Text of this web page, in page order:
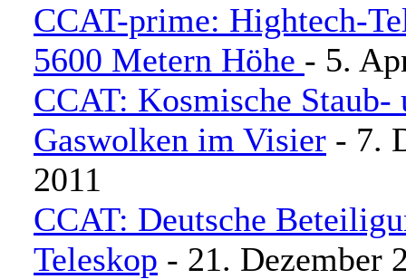
CCAT-prime: Hightech-
5600 Metern Höhe - 5.
CCAT: Kosmische Staub-
Gaswolken im Visier - 7.
2011
CCAT: Deutsche
Teleskop - 21. Dezember